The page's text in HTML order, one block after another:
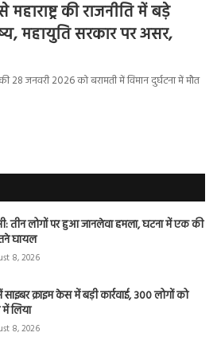
की राजनीति में बड़े
महायुति सरकार पर असर,
28 जनवरी 2026 को बरामती में विमान दुर्घटना में मौत
तीन लोगों पर हुआ जानलेवा हमला, घटना में एक की
घायल
8, 2026
क्राइम केस में बड़ी कार्रवाई, 300 लोगों को
में लिया
8, 2026